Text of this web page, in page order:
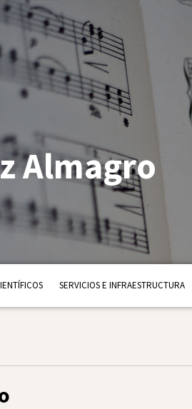
Almagro
SERVICIOS E INFRAESTRUCTURA